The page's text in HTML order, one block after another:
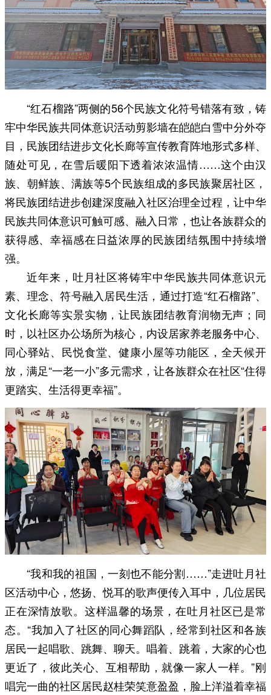
“红石榴路”两侧的56个民族文化符号错落有致，铸
牢中华民族共同体意识活动剪影墙在皑皑白雪中分外夺
目，民族团结进步文化长廊等宣传教育阵地形式多样、
随处可见，在雪后暖阳下透着浓浓温情……这个由汉
族、朝鲜族、满族等5个民族组成的多民族聚居社区，
将民族团结进步创建深度融入社区治理全过程，让中华
民族共同体意识可触可感、融入日常，也让各族群众的
获得感、幸福感在日益浓厚的民族团结氛围中持续增
强。
近年来，吐月社区将铸牢中华民族共同体意识元
素、理念、符号融入居民生活，通过打造“红石榴路”、
文化长廊等实景实物，让民族团结教育润物无声；同
时，以社区办公场所为核心，内设居家养老服务中心、
同心驿站、民悦食堂、健康小屋等功能区，全天候开
放，满足“一老一小”多元需求，让各族群众在社区“住得
更踏实、生活得更幸福”。
“我和我的祖国，一刻也不能分割……”走进吐月社
区活动中心，悠扬、悦耳的歌声便传入耳中，几位居民
正在深情放歌。这样温馨的场景，在吐月社区已是常
态。“我加入了社区的同心舞蹈队，经常到社区和各族
居民一起唱歌、跳舞、聊天。唱着、跳着，大家的心也
更近了，彼此关心、互相帮助，就像一家人一样。”刚
唱完一曲的社区居民赵桂荣笑意盈盈，脸上洋溢着幸福